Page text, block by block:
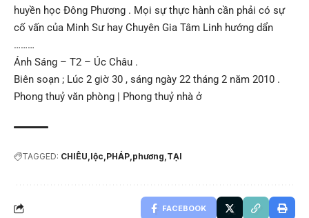
huyền học Đông Phương . Mọi sự thực hành cần phải có sự
cố vấn của Minh Sư hay Chuyên Gia Tâm Linh hướng dẩn
………
Ánh Sáng – T2 – Úc Châu .
Biên soạn ; Lúc 2 giờ 30 , sáng ngày 22 tháng 2 năm 2010 .
Phong thuỷ văn phòng | Phong thuỷ nhà ở
TAGGED: CHIÊU lộc PHÁP phương TẠI
FACEBOOK